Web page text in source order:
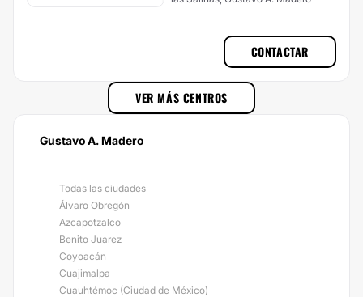
CONTACTAR
VER MÁS CENTROS
Gustavo A. Madero
Todas las ciudades
Álvaro Obregón
Azcapotzalco
Benito Juarez
Coyoacán
Cuajimalpa
Cuauhtémoc (Ciudad de México)